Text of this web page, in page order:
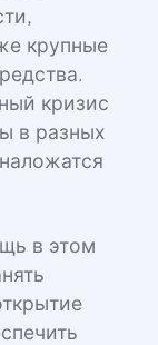
крупные
кризис
в разных
в этом